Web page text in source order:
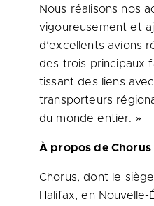
Nous réalisons nos
vigoureusement et
d’excellents avions
des trois principaux
tissant des liens
transporteurs
du monde entier. »
À propos de Chorus
Chorus, dont le
Halifax, en Nouvelle-